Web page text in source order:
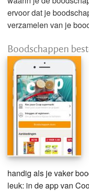
ervoor dat je
verzamelen van je
Boodschappen
handig als je vaker
leuk: in de app van